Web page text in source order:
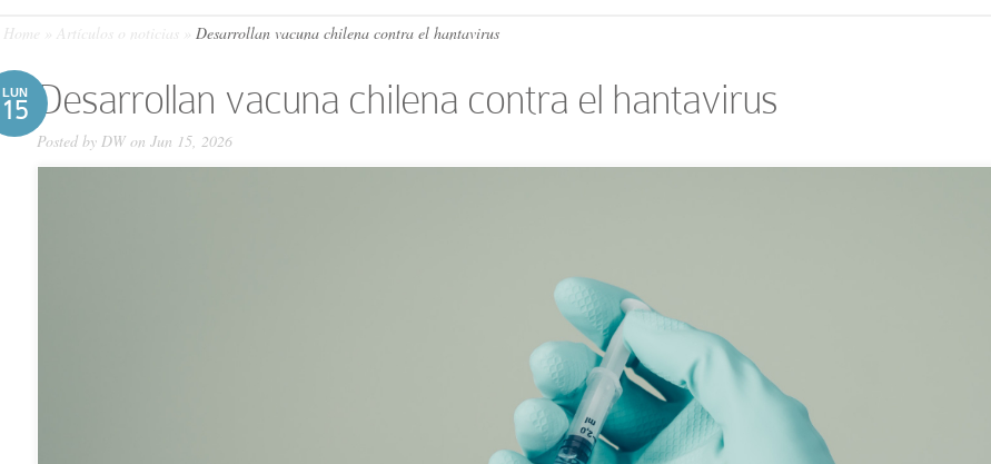
Home Artículos o noticias Desarrollan vacuna chilena contra el hantavirus
LUN
15 Desarrollan vacuna chilena contra el hantavirus
Posted by DW on Jun 15, 2026